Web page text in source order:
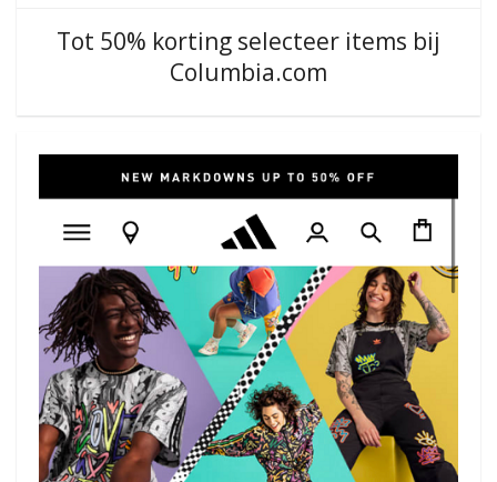
Tot 50% korting selecteer items bij
Columbia.com